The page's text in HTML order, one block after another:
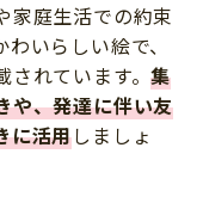
家庭生活での約束
いらしい絵で、
されています。集
や、発達に伴い友
に活用しましょ